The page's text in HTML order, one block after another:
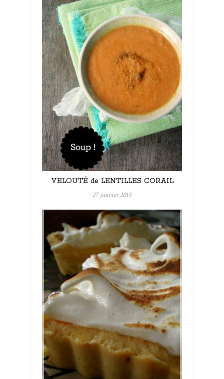
VELOUTÉ de LENTILLES CORAIL
27 janvier 2015